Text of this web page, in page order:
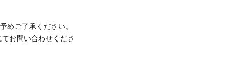
ご了承ください。
お問い合わせくださ